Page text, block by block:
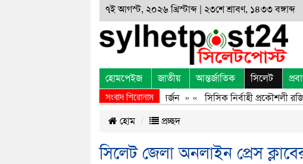
৭ই আগস্ট, ২০২৬ খ্রিস্টাব্দ | ২৩শে শ্রাবণ, ১৪৩৩ বঙ্গাব্দ
হোমপেইজ জাতীয় আন্তর্জাতিক সিলেট
সংবাদ শিরোনাম
জুলাই অভ্যুত্থানের অর্জন, বর্জন ও বিসর্জন» « সিসিক নির্বাহী প্রকৌশলী রজি
হোম
প্রচ্ছদ
সিলেট জেলা অনলাইন প্রেস ক্লাবের